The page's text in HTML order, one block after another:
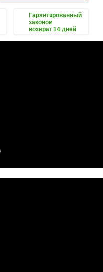
Гарантированный
законом
возврат 14 дней